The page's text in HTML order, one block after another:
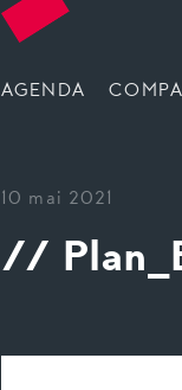
AGENDA
10 mai 2021
//